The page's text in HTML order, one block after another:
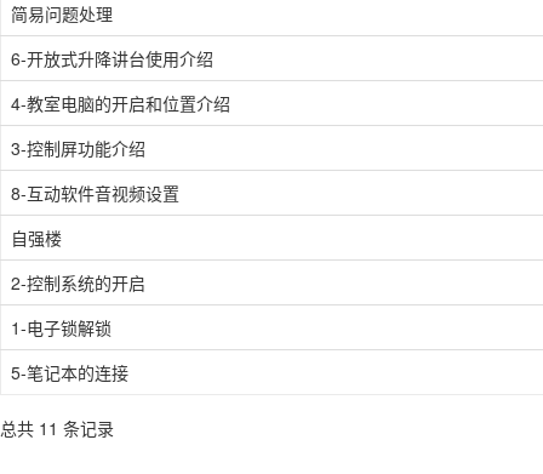
简易问题处理
6-开放式升降讲台使用介绍
4-教室电脑的开启和位置介绍
3-控制屏功能介绍
8-互动软件音视频设置
自强楼
2-控制系统的开启
1-电子锁解锁
5-笔记本的连接
总共 11 条记录